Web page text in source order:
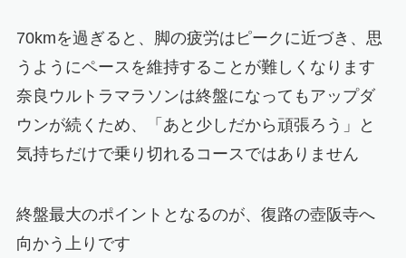
70kmを過ぎると、脚の疲労はピークに近づき、思
うようにペースを維持することが難しくなります
奈良ウルトラマラソンは終盤になってもアップダ
ウンが続くため、「あと少しだから頑張ろう」と
気持ちだけで乗り切れるコースではありません
終盤最大のポイントとなるのが、復路の壺阪寺へ
向かう上りです